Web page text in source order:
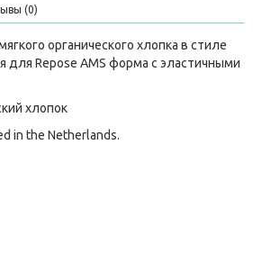
(0)
органического хлопка в стиле
для Repose AMS форма с эластичными
хлопок
in the Netherlands.